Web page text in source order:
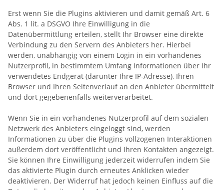
Erst wenn Sie die Plugins aktivieren und damit gemäß Art. 6
Abs. 1 lit. a DSGVO Ihre Einwilligung in die
Datenübermittlung erteilen, stellt Ihr Browser eine direkte
Verbindung zu den Servern des Anbieters her. Hierbei
werden, unabhängig von einem Login in ein vorhandenes
Nutzerprofil, in bestimmtem Umfang Informationen über Ihr
verwendetes Endgerät (darunter Ihre IP-Adresse), Ihren
Browser und Ihren Seitenverlauf an den Anbieter übermittelt
und dort gegebenenfalls weiterverarbeitet.
Wenn Sie in ein vorhandenes Nutzerprofil auf dem sozialen
Netzwerk des Anbieters eingeloggt sind, werden
Informationen zu über die Plugins vollzogenen Interaktionen
außerdem dort veröffentlicht und Ihren Kontakten angezeigt.
Sie können Ihre Einwilligung jederzeit widerrufen indem Sie
das aktivierte Plugin durch erneutes Anklicken wieder
deaktivieren. Der Widerruf hat jedoch keinen Einfluss auf die